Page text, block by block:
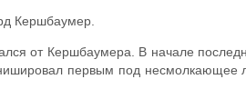
Кершбаумер.
от Кершбаумера. В начале
первым под несмолкающее